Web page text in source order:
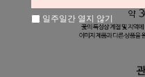
일주일간 열지 않기